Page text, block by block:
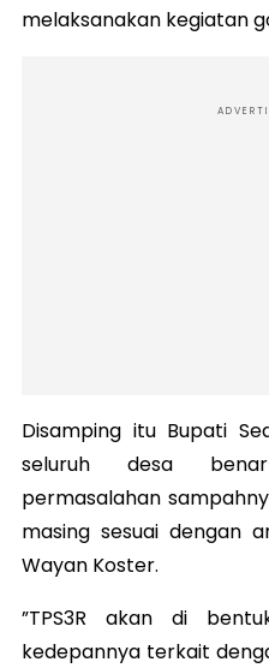
melaksanakan kegiatan
Disamping itu Bupati
seluruh desa
permasalahan
masing sesuai dengan
Wayan Koster.
”TPS3R akan di
kedepannya terkait